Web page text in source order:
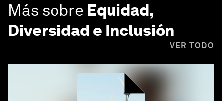
Más sobre Equidad,
Diversidad e Inclusión
VER TODO